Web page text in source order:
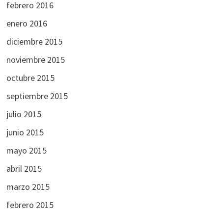
febrero 2016
enero 2016
diciembre 2015
noviembre 2015
octubre 2015
septiembre 2015
julio 2015
junio 2015
mayo 2015
abril 2015
marzo 2015
febrero 2015